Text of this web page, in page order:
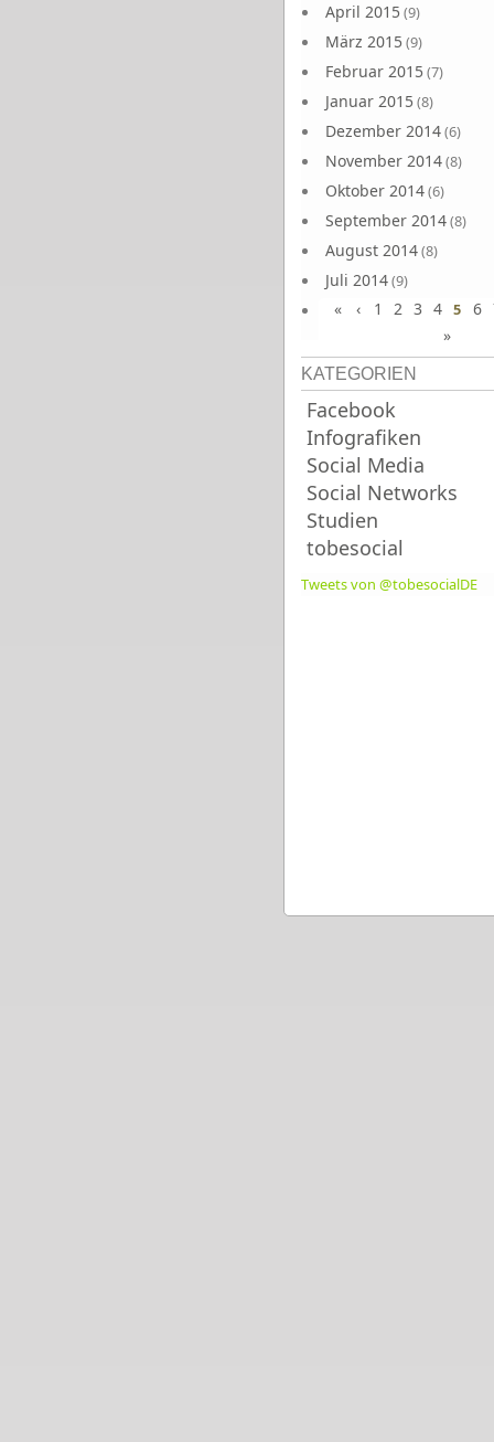
April 2015(9)
März 2015(9)
Februar 2015(7)
Januar 2015(8)
Dezember 2014(6)
November 2014(8)
Oktober 2014(6)
September 2014(8)
August 2014(8)
Juli 2014(9)
Juni 2014(8)
« ‹ 1 2 3 4 5 6
»
KATEGORIEN
Facebook
Infografiken
Social Media
Social Networks
Studien
tobesocial
Tweets von @tobesocialDE